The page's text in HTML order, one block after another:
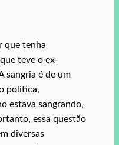
que tenha
teve o ex-
sangria é de um
política,
estava sangrando,
essa questão
diversas